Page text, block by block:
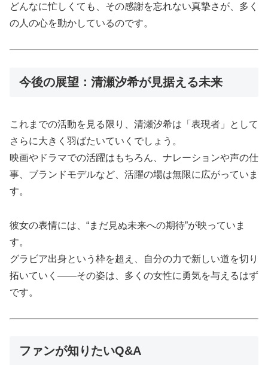
どんなに忙しくても、その感謝を忘れない真摯さが、多く
の人の心を動かしているのです。
今後の展望：清瀬汐希が見据える未来
これまでの活動を見る限り、清瀬汐希は「表現者」として
さらに大きく羽ばたいていくでしょう。
映画やドラマでの活躍はもちろん、ナレーションや声の仕
事、ブランドモデルなど、活躍の場は無限に広がっていま
す。
彼女の表情には、“まだ見ぬ未来への期待”が映っていま
す。
グラビア出身という枠を超え、自分の力で新しい道を切り
拓いていく――その姿は、多くの女性に勇気を与えるはず
です。
ファンが知りたいQ&A